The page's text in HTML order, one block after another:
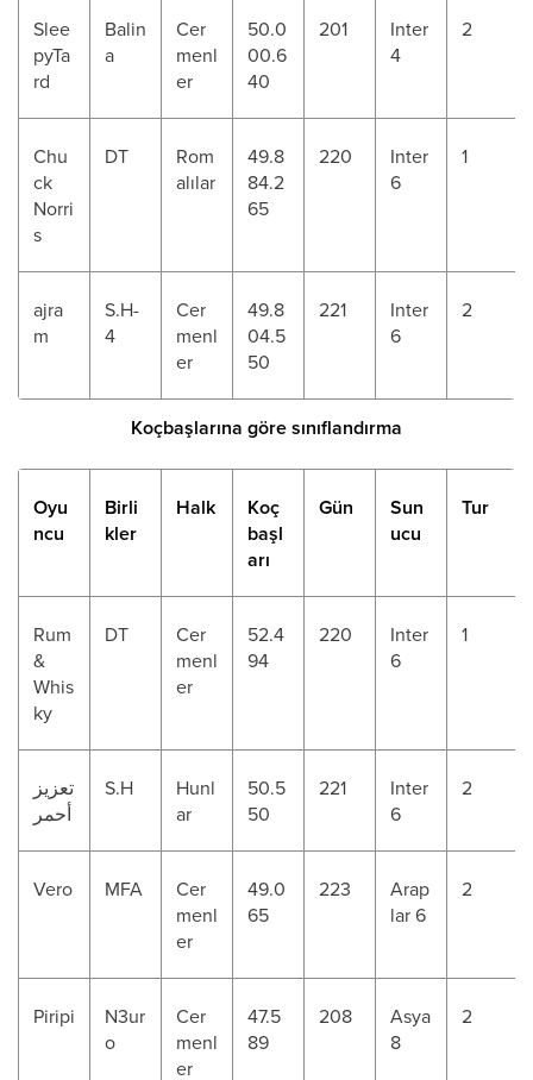
Slee
pyTa
rd
Balin
a
Cer
menl
er
50.0
00.6
40
201
Inter
4
2
Chu
ck
Norri
s
DT
Rom
alılar
49.8
84.2
65
220
Inter
6
1
ajra
m
S.H-
4
Cer
menl
er
49.8
04.5
50
221
Inter
6
2
Koçbaşlarına göre sınıflandırma
Oyu
ncu
Birli
kler
Halk
Koç
başl
arı
Gün
Sun
ucu
Tur
Rum
&
Whis
ky
DT
Cer
menl
er
52.4
94
220
Inter
6
1
تعزيز
أحمر
S.H
Hunl
ar
50.5
50
221
Inter
6
2
Vero MFA
Cer
menl
er
49.0
65
223
Arap
lar 6
2
Piripi
N3ur
o
Cer
menl
er
47.5
89
208
Asya
8
2